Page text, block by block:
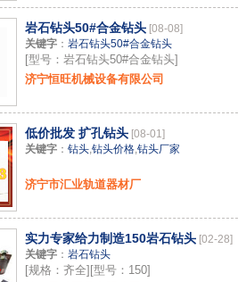
岩石钻头50#合金钻头 [08-08]
关键字 ： 岩石钻头50#合金钻头
[型号：岩石钻头50#合金钻头]
济宁恒旺机械设备有限公司
低价批发 扩孔钻头 [08-01]
关键字 ： 钻头,钻头价格,钻头厂家
济宁市汇业轨道器材厂
实力专家给力制造150岩石钻头 [02-28]
关键字 ： 岩石钻头
[规格：齐全][型号：150]